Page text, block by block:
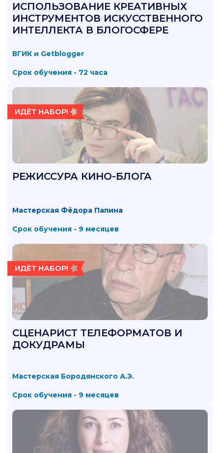
ИСПОЛЬЗОВАНИЕ КРЕАТИВНЫХ
ИНСТРУМЕНТОВ ИСКУССТВЕННОГО
ИНТЕЛЛЕКТА В БЛОГОСФЕРЕ
ВГИК и Getblogger
Срок обучения - 72 часа
ИДЁТ НАБОР!
РЕЖИССУРА КИНО-БЛОГА
Мастерская Фёдора Папина
Срок обучения - 9 месяцев
ИДЁТ НАБОР!
СЦЕНАРИСТ ТЕЛЕФОРМАТОВ И
ДОКУДРАМЫ
Мастерская Бородянского А.Э.
Срок обучения - 9 месяцев